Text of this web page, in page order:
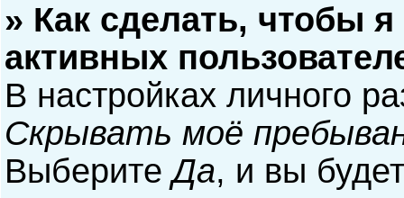
» Как сделать, чтобы
активных
В настройках личного
Скрывать моё
ВыберитеДа, и вы